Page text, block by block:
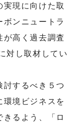
現に向けた取
ンニュートラ
が高く過去調査
対し取材してい
討するべき５つ
境ビジネスを
るよう、「ロ